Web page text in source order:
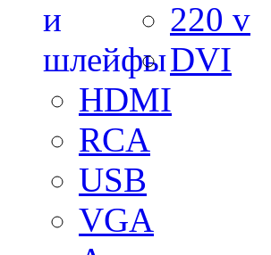
220 v
DVI
HDMI
RCA
USB
VGA